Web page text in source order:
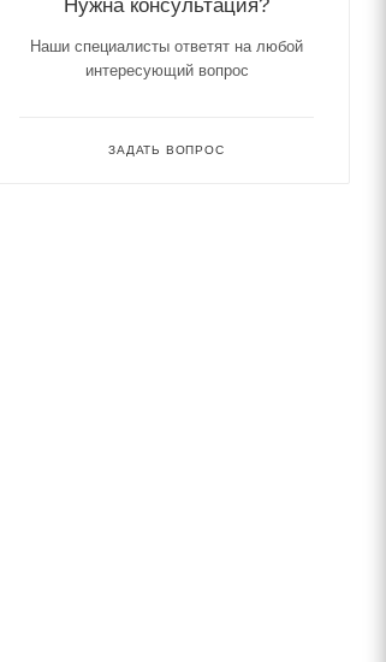
Нужна консультация?
Наши специалисты ответят на любой
интересующий вопрос
ЗАДАТЬ ВОПРОС